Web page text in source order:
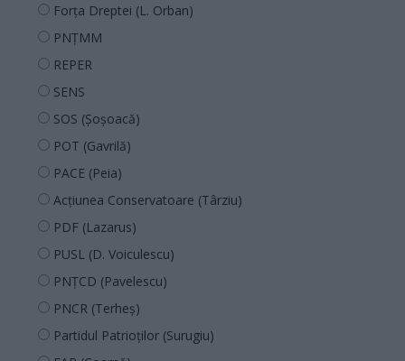
Forța Dreptei (L. Orban)
PNȚMM
REPER
SENS
SOS (Șoșoacă)
POT (Gavrilă)
PACE (Peia)
Acțiunea Conservatoare (Târziu)
PDF (Lazarus)
PUSL (D. Voiculescu)
PNȚCD (Pavelescu)
PNCR (Terheș)
Partidul Patrioților (Surugiu)